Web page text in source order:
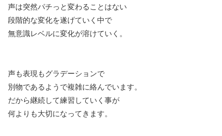
声は突然パチっと変わることはない
段階的な変化を遂げていく中で
無意識レベルに変化が溶けていく。
声も表現もグラデーションで
別物であるようで複雑に絡んでいます。
だから継続して練習していく事が
何よりも大切になってきます。